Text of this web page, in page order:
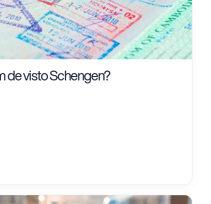
de visto Schengen?